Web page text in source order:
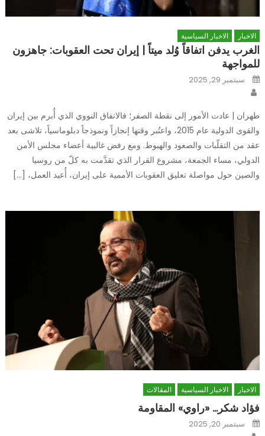
الاخبار الاخبار السياسية
الغرب يدفن اتفاقاً وُلد ميتاً | إيران تحت العقوبات: جاهزون
للمواجهة
Posted
onسبتمبر 29, 2025
طهران | عادت الأمور إلى نقطة الصفر؛ فالاتفاق النووي الذي أُبرم بين إيران
والقوى الدولية عام 2015، واعتُبر وقتها إنجازاً ونموذجاً دبلوماسياً، تلاشى بعد
عقد من التقلّبات والصعود والهبوط. ومع رفض غالبية أعضاء مجلس الأمن
الدولي، مساء الجمعة، مشروع القرار الذي تقدَّمت به كلّ من روسيا
والصين حول مواصلة تعليق العقوبات الأممية على إيران، أُعيد العمل، […]
الاخبار الاخبار السياسية المقالات
فؤاد شكر… «راوي» المقاومة
Posted
onسبتمبر 20, 2025